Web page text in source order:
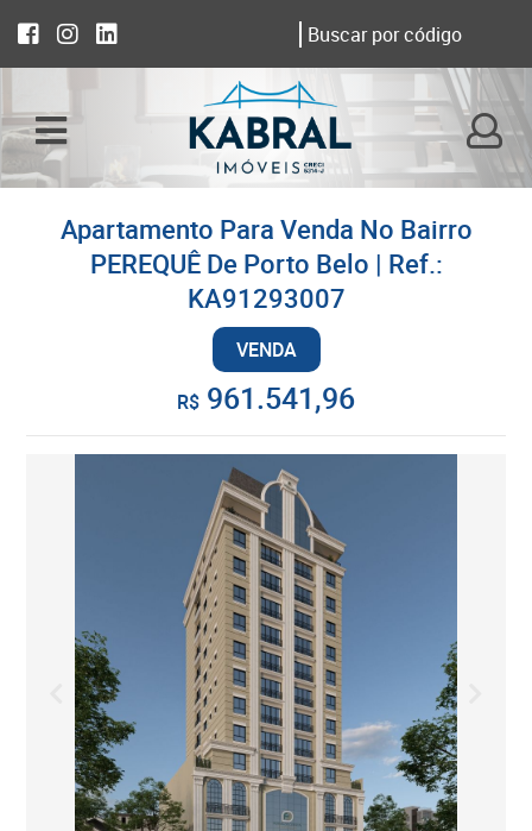
Apartamento Para Venda No Bairro
PEREQUÊ De Porto Belo | Ref.:
KA91293007
VENDA
R$ 961.541,96